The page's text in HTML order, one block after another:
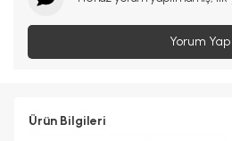
Yorum Yap
Ürün Bilgileri